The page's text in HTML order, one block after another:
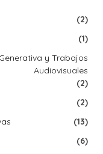
(2)
(1)
y Trabajos
Audiovisuales
(2)
(2)
(13)
(6)